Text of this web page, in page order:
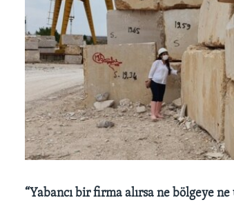
“Yabancı bir firma alırsa ne bölgeye ne